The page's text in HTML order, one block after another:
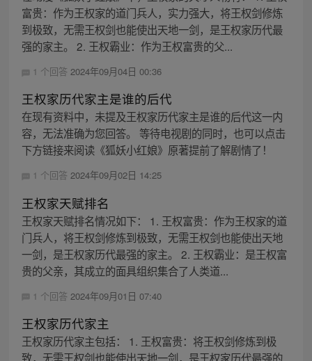
富贵：作为王权家的道门兵人，实力强大，将王权剑修炼
到极致，无需王权剑也能使出天地一剑，是王权家历代最
强的家主。 2. 王权霸业：作为王权富贵的父...
1 个回答 2024年09月04日 00:36
王权家历代家主是谁的后代
在现有资料中，未提及王权家历代家主是谁的后代这一内
容，无法准确为您回答。 等待电视剧的同时，也可以点击
下方链接来阅读《狐妖小红娘》原著提前了解剧情了！
1 个回答 2024年09月02日 14:25
王权家天赋排名
王权家天赋排名情况如下： 1. 王权富贵：作为王权家的道
门兵人，将王权剑修炼到极致，无需王权剑也能使出天地
一剑，是王权家历代最强的家主。 2. 王权霸业：是王权富
贵的父亲，其成立的面具组织集合了人类道...
1 个回答 2024年09月01日 07:40
王权家历代家主
王权家历代家主包括： 1. 王权富贵：将王权剑修炼到极
致，无需王权剑也能使出天地一剑，是王权家历代最强的